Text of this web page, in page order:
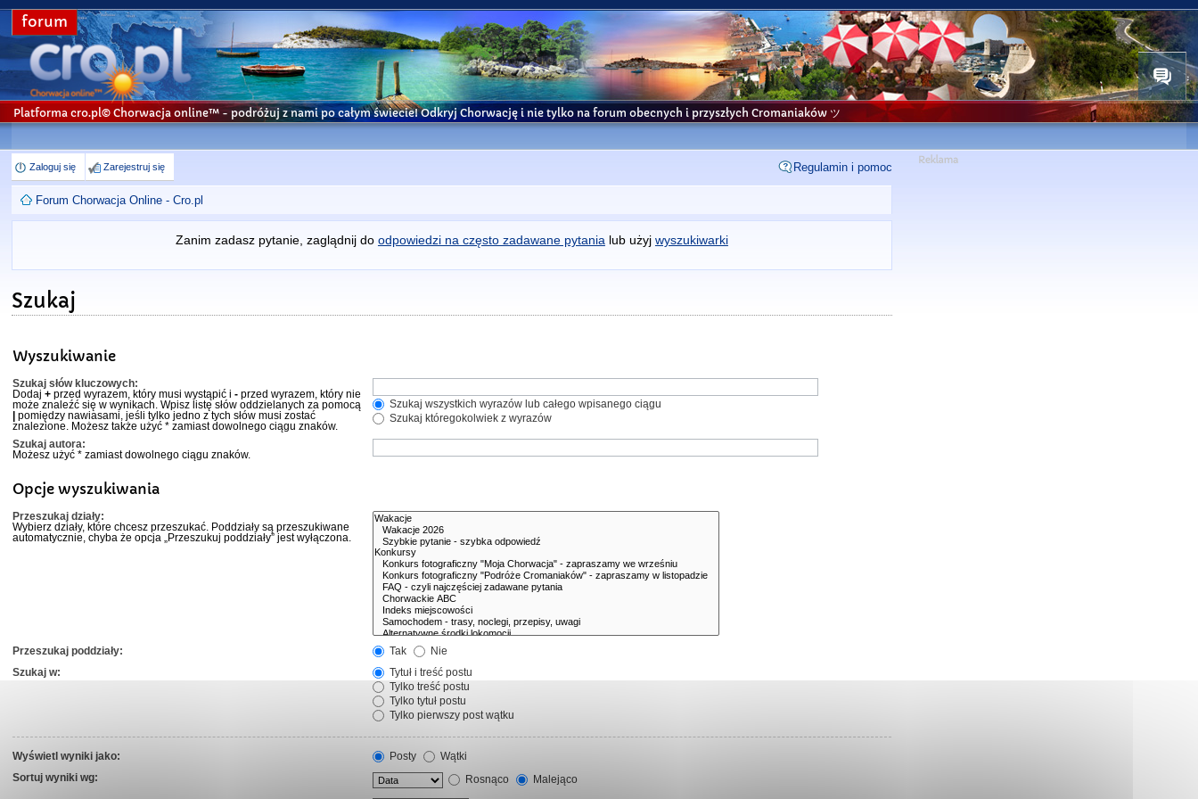
forum
Platforma cro.pl© Chorwacja online™ - podróżuj z nami po całym świecie! Odkryj Chorwację i nie tylko na forum obecnych i przyszłych Cromaniaków ツ
Zaloguj się Zarejestruj się Regulamin i pomoc
Forum Chorwacja Online - Cro.pl
Zanim zadasz pytanie, zaglądnij do odpowiedzi na często zadawane pytania lub użyj wyszukiwarki
Szukaj
Wyszukiwanie
Szukaj słów kluczowych:
Dodaj+ przed wyrazem, który musi wystąpić i- przed wyrazem, który nie
może znaleźć się w wynikach. Wpisz listę słów oddzielanych za pomocą
| pomiędzy nawiasami, jeśli tylko jedno z tych słów musi zostać
znalezione. Możesz także użyć * zamiast dowolnego ciągu znaków.
Szukaj wszystkich wyrazów lub całego wpisanego ciągu
Szukaj któregokolwiek z wyrazów
Szukaj autora:
Możesz użyć * zamiast dowolnego ciągu znaków.
Opcje wyszukiwania
Przeszukaj działy:
Wybierz działy, które chcesz przeszukać. Poddziały są przeszukiwane
automatycznie, chyba że opcja „Przeszukuj poddziały” jest wyłączona.
Przeszukaj poddziały: Tak
Nie
Szukaj w:
Tytuł i treść postu
Tylko treść postu
Tylko tytuł postu
Tylko pierwszy post wątku
Wyświetl wyniki jako: Posty
Wątki
Sortuj wyniki wg:
Rosnąco
Malejąco